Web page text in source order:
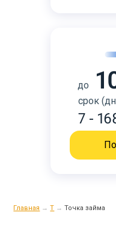
до
срок
7 -
Главная → Т → Точка займа